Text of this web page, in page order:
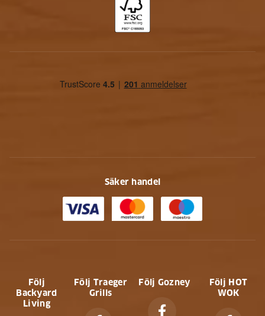
Säker handel
Följ
Backyard
Living
Följ Traeger
Grills
Följ Gozney
Följ HOT
WOK